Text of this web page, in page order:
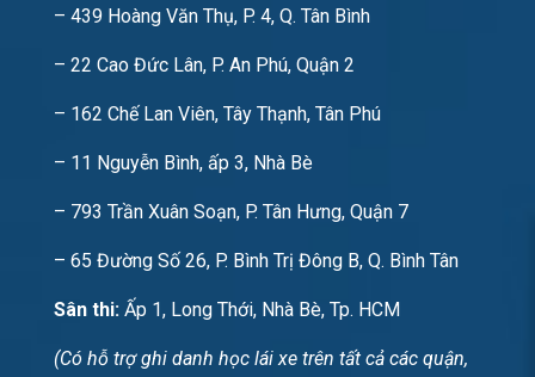
– 439 Hoàng Văn Thụ, P. 4, Q. Tân Bình
– 22 Cao Đức Lân, P. An Phú, Quận 2
– 162 Chế Lan Viên, Tây Thạnh, Tân Phú
– 11 Nguyễn Bình, ấp 3, Nhà Bè
– 793 Trần Xuân Soạn, P. Tân Hưng, Quận 7
– 65 Đường Số 26, P. Bình Trị Đông B, Q. Bình Tân
Sân thi: Ấp 1, Long Thới, Nhà Bè, Tp. HCM
(Có hỗ trợ ghi danh học lái xe trên tất cả các quận,